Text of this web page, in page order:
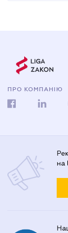
ПРО КОМПАНІЮ
на